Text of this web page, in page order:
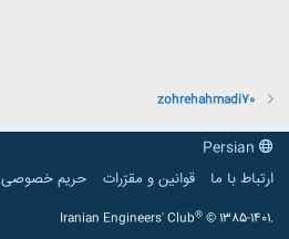
zohrehahmadi70
ارتباط با ما
قوانین و مقرّرات حریم خصوصی
Iranian Engineers' Club® © 1385-1401.